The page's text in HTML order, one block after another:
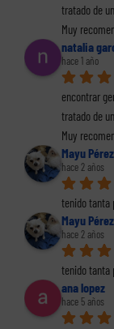
tratado de
Muy
natalia
hace 1 año
encontrar
tratado de
Muy
Mayu Pérez
hace 2 años
tenido tanta
Mayu Pérez
hace 2 años
tenido tanta
ana lopez
hace 5 años